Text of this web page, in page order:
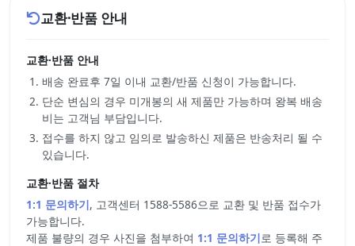
교환·반품 안내
교환·반품 안내
배송 완료후 7일 이내 교환/반품 신청이 가능합니다.
단순 변심의 경우 미개봉의 새 제품만 가능하며 왕복 배송
비는 고객님 부담입니다.
접수를 하지 않고 임의로 발송하신 제품은 반송처리 될 수
있습니다.
교환·반품 절차
1:1 문의하기, 고객센터 1588-5586으로 교환 및 반품 접수가
가능합니다.
제품 불량의 경우 사진을 첨부하여 1:1 문의하기로 등록해 주